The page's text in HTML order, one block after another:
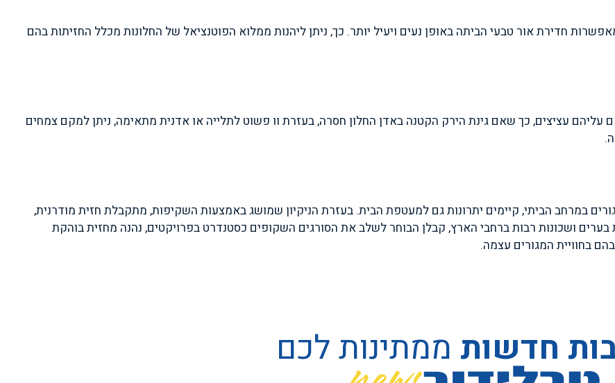
חדירת אור טבעי הביתה באופן נעים ויעיל יותר. כך, ניתן ליהנות ממלוא הפוטנציאל של החלונות מכלל החזיתות בהם
עליהם עציצים, כך שאם גינת הירק הקטנה באדן החלון חסרה, בעזרת וו פשוט לתלייה או אדנית מתאימה, ניתן למקם צמחים
במרחב הביתי, קיימים יתרונות גם למעטפת הבית. בעזרת הניקיון שמושג באמצעות השקיפות, מתקבלת חזית מודרנית,
בערים ושכונות רבות ברחבי הארץ, קבלן הבוחר לשלב את הסורגים השקופים כסטנדרט בפרויקטים, נהנה מחזית בוהקת
בחוויית המגורים עצמה.
חדשות ממתינות לכם